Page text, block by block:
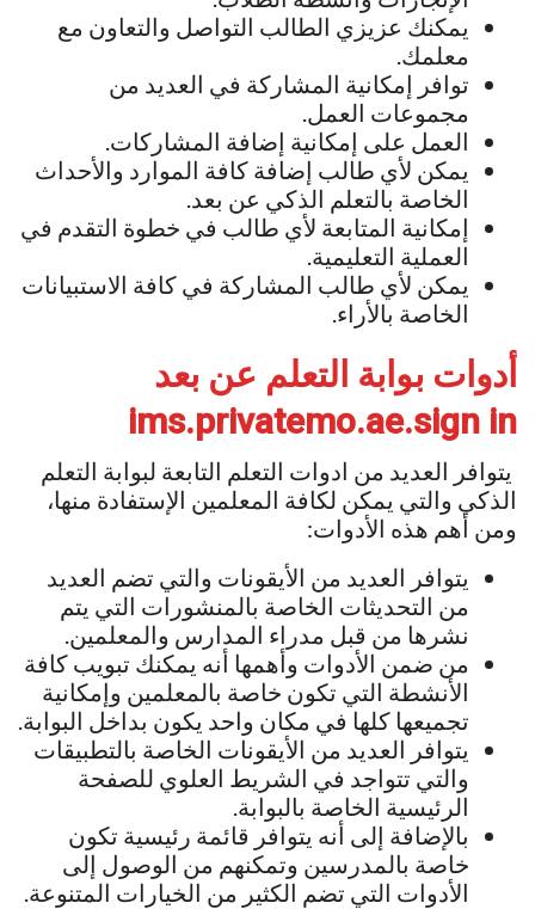
يمكنك عزيزي الطالب التواصل والتعاون مع
معلمك.
توافر إمكانية المشاركة في العديد من
مجموعات العمل.
العمل على إمكانية إضافة المشاركات.
يمكن لأي طالب إضافة كافة الموارد والأحداث
الخاصة بالتعلم الذكي عن بعد.
إمكانية المتابعة لأي طالب في خطوة التقدم في
العملية التعليمية.
يمكن لأي طالب المشاركة في كافة الاستبيانات
الخاصة بالأراء.
أدوات بوابة التعلم عن بعد
ims.privatemo.ae.sign in
يتوافر العديد من ادوات التعلم التابعة لبوابة التعلم
الذكي والتي يمكن لكافة المعلمين الإستفادة منها،
ومن أهم هذه الأدوات:
يتوافر العديد من الأيقونات والتي تضم العديد
من التحديثات الخاصة بالمنشورات التي يتم
نشرها من قبل مدراء المدارس والمعلمين.
من ضمن الأدوات وأهمها أنه يمكنك تبويب كافة
الأنشطة التي تكون خاصة بالمعلمين وإمكانية
تجميعها كلها في مكان واحد يكون بداخل البوابة.
يتوافر العديد من الأيقونات الخاصة بالتطبيقات
والتي تتواجد في الشريط العلوي للصفحة
الرئيسية الخاصة بالبوابة.
بالإضافة إلى أنه يتوافر قائمة رئيسية تكون
خاصة بالمدرسين وتمكنهم من الوصول إلى
الأدوات التي تضم الكثير من الخيارات المتنوعة.